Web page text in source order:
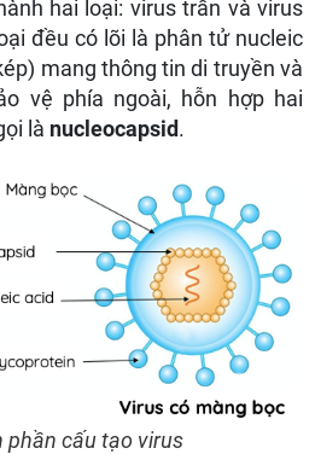
hai loại: virus trần và virus
đều có lõi là phân tử nucleic
mang thông tin di truyền và
vệ phía ngoài, hỗn hợp hai
là nucleocapsid.
phần cấu tạo virus